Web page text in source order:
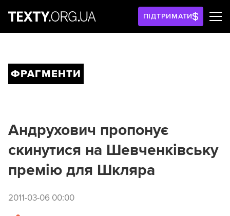
ПІДТРИМАТИ
ФРАГМЕНТИ
Андрухович пропонує
скинутися на Шевченківську
премію для Шкляра
2011-03-06 00:00